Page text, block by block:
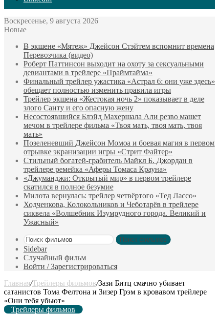
Воскресенье, 9 августа 2026
Новые
В экшене «Мятеж» Джейсон Стэйтем вспомнит времена
Перевозчика (видео)
Роберт Паттинсон выходит на охоту за сексуальными
девиантами в трейлере «Праймтайма»
Финальный трейлер ужастика «Астрал 6: они уже здесь»
обещает полностью изменить правила игры
Трейлер экшена «Жестокая ночь 2» показывает в деле
злого Санту и его опасную жену
Несостоявшийся Блэйд Махершала Али резво машет
мечом в трейлере фильма «Твоя мать, твоя мать, твоя
мать»
Позеленевший Джейсон Момоа и боевая магия в первом
отрывке экранизации игры «Стрит Файтер»
Стильный богатей-грабитель Майкл Б. Джордан в
трейлере ремейка «Аферы Томаса Крауна»
«Джуманджи: Открытый мир» в первом трейлере
скатился в полное безумие
Милота вернулась: трейлер четвёртого «Тед Лассо»
Ходченкова, Колокольников и Чеботарёв в трейлере
сиквела «Волшебник Изумрудного города. Великий и
Ужасный»
Поиск фильмов
Sidebar
Случайный фильм
Войти / Зарегистрироваться
Главная/Трейлеры фильмов/Зази Битц смачно убивает
сатанистов Тома Фелтона и Зизер Грэм в кровавом трейлере
«Они тебя убьют»
Трейлеры фильмов